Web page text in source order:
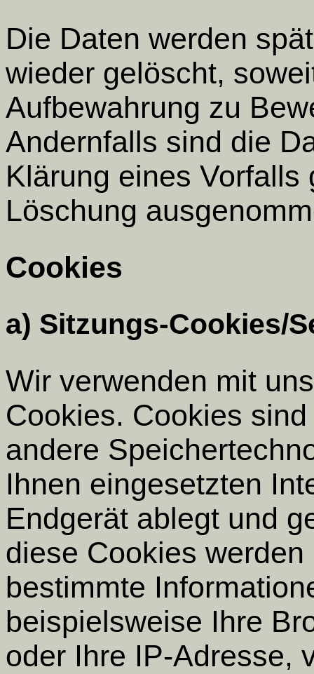
Die Daten werden
wieder gelöscht,
Aufbewahrung zu
Andernfalls sind die
Klärung eines
Löschung
Cookies
a) Sitzungs-Cookies/
Wir verwenden mit
Cookies. Cookies
andere
Ihnen eingesetzten
Endgerät ablegt und
diese Cookies
bestimmte
beispielsweise Ihre
oder Ihre IP-